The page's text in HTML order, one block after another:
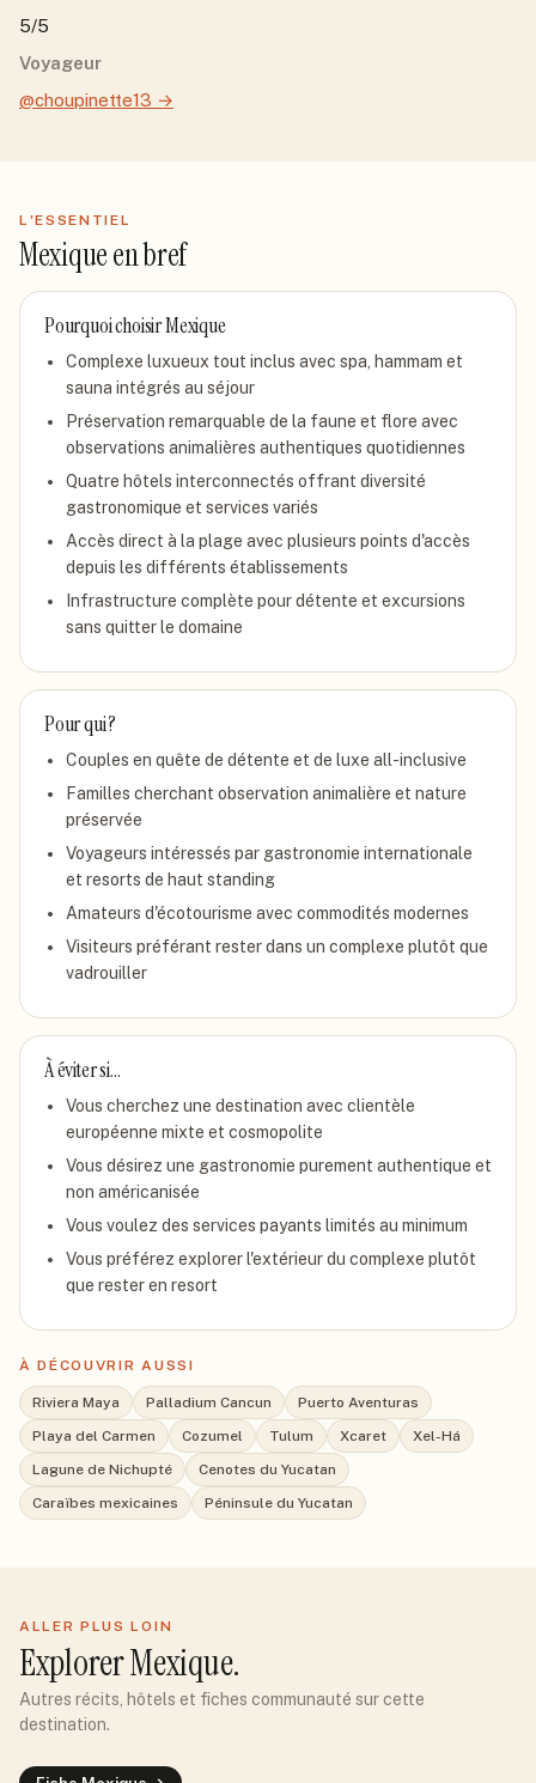
5/5
Voyageur
@choupinette13 →
L'ESSENTIEL
Mexiqueen bref
Pourquoi choisirMexique
Complexe luxueux tout inclus avec spa, hammam et
sauna intégrés au séjour
Préservation remarquable de la faune et flore avec
observations animalières authentiques quotidiennes
Quatre hôtels interconnectés offrant diversité
gastronomique et services variés
Accès direct à la plage avec plusieurs points d'accès
depuis les différents établissements
Infrastructure complète pour détente et excursions
sans quitter le domaine
Pour qui ?
Couples en quête de détente et de luxe all-inclusive
Familles cherchant observation animalière et nature
préservée
Voyageurs intéressés par gastronomie internationale
et resorts de haut standing
Amateurs d'écotourisme avec commodités modernes
Visiteurs préférant rester dans un complexe plutôt que
vadrouiller
À éviter si…
Vous cherchez une destination avec clientèle
européenne mixte et cosmopolite
Vous désirez une gastronomie purement authentique et
non américanisée
Vous voulez des services payants limités au minimum
Vous préférez explorer l'extérieur du complexe plutôt
que rester en resort
À DÉCOUVRIR AUSSI
Riviera Maya Palladium Cancun
Puerto Aventuras
Playa del Carmen
Cozumel Tulum Xcaret
Xel-Há
Lagune de Nichupté
Cenotes du Yucatan
Caraïbes mexicaines
Péninsule du Yucatan
ALLER PLUS LOIN
ExplorerMexique.
Autres récits, hôtels et fiches communauté sur cette
destination.